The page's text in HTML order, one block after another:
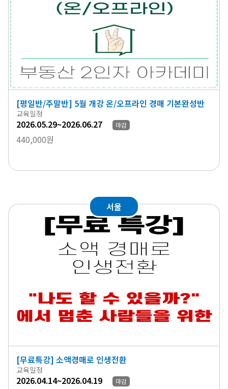
[평일반/주말반] 5월 개강 온/오프라인 경매 기본완성반
교육일정
2026.05.29~2026.06.27 마감
440,000원
서울
[무료특강] 소액경매로 인생전환
교육일정
2026.04.14~2026.04.19 마감